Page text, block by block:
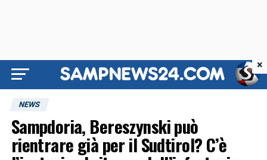
NEWS
Sampdoria, Bereszynski può
rientrare già per il Sudtirol? C’è
×